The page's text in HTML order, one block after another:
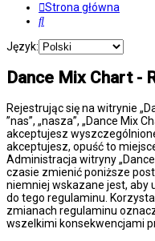
Strona główna
Szukaj
Język:
Dance Mix Chart -
Rejestrując się na witrynie
”nas”, „nasza”, „Dance Mix
akceptujesz
akceptujesz, opuść to
Administracja witryny
czasie zmienić poniższe
niemniej wskazane jest, aby
do tego regulaminu.
zmianach regulaminu
wszelkimi konsekwencjami